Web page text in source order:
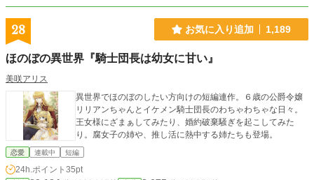
28 お気に入り追加 1,189
ほのぼの異世界『騎士団長は幼女に甘い』
美咲アリス
異世界でほのぼのしたい方向けの短編連作。６歳の公爵令嬢
リリアンちゃんとイケメン騎士団長のわちゃわちゃな日々。
王女様にざまぁしてみたり、婚約破棄騒ぎを起こしてみた
り。腐女子の姉や、推し活に熱中する姉たちも登場。
恋愛 連載中 短編
24h.ポイント 35pt